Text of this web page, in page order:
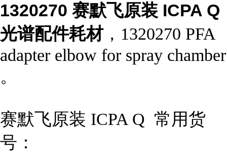
1320270 赛默飞原装 ICPA Q
光谱配件耗材，1320270 PFA
adapter elbow for spray chamber
。
赛默飞原装 ICPA Q 常用货
号：